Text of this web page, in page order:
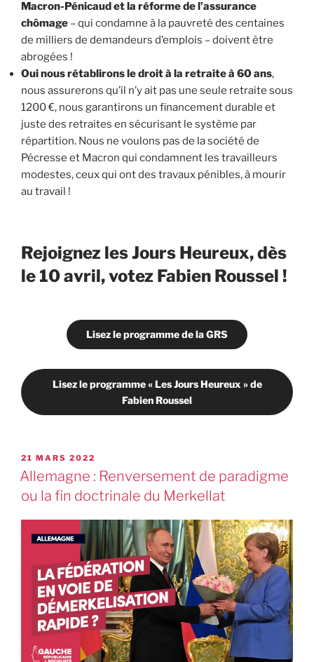
Macron-Pénicaud et la réforme de l’assurance
chômage – qui condamne à la pauvreté des centaines
de milliers de demandeurs d’emplois – doivent être
abrogées !
Oui nous rétablirons le droit à la retraite à 60 ans,
nous assurerons qu’il n’y ait pas une seule retraite sous
1200 €, nous garantirons un financement durable et
juste des retraites en sécurisant le système par
répartition. Nous ne voulons pas de la société de
Pécresse et Macron qui condamnent les travailleurs
modestes, ceux qui ont des travaux pénibles, à mourir
au travail !
Rejoignez les Jours Heureux, dès
le 10 avril, votez Fabien Roussel !
Lisez le programme de la GRS
Lisez le programme « Les Jours Heureux » de
Fabien Roussel
21 MARS 2022
Allemagne : Renversement de paradigme
ou la fin doctrinale du Merkellat